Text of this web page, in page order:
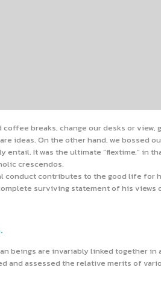
breaks, change our desks or
ideas. On the other hand, we bossed
entail. It was the ultimate “flextime,” in
crescendos.
contributes to the good life for
surviving statement of his views
beings are invariably linked together in
and assessed the relative merits of